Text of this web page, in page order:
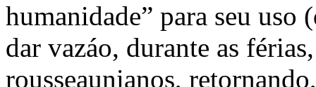
humanidade” para seu uso
dar vazáo, durante as
rousseaunianos,